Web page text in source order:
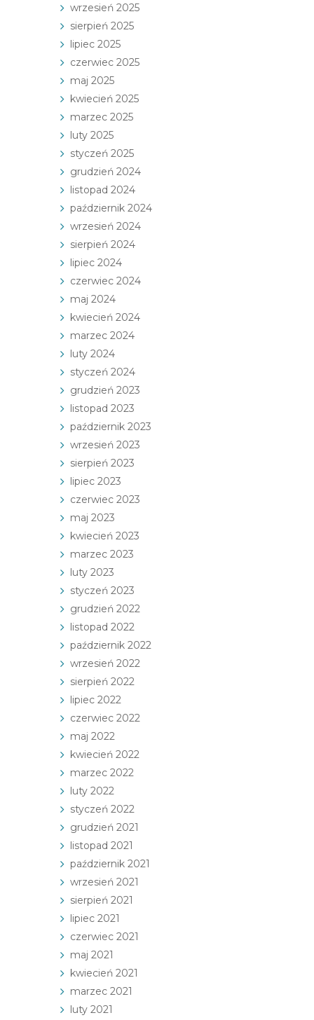
wrzesień 2025
sierpień 2025
lipiec 2025
czerwiec 2025
maj 2025
kwiecień 2025
marzec 2025
luty 2025
styczeń 2025
grudzień 2024
listopad 2024
październik 2024
wrzesień 2024
sierpień 2024
lipiec 2024
czerwiec 2024
maj 2024
kwiecień 2024
marzec 2024
luty 2024
styczeń 2024
grudzień 2023
listopad 2023
październik 2023
wrzesień 2023
sierpień 2023
lipiec 2023
czerwiec 2023
maj 2023
kwiecień 2023
marzec 2023
luty 2023
styczeń 2023
grudzień 2022
listopad 2022
październik 2022
wrzesień 2022
sierpień 2022
lipiec 2022
czerwiec 2022
maj 2022
kwiecień 2022
marzec 2022
luty 2022
styczeń 2022
grudzień 2021
listopad 2021
październik 2021
wrzesień 2021
sierpień 2021
lipiec 2021
czerwiec 2021
maj 2021
kwiecień 2021
marzec 2021
luty 2021